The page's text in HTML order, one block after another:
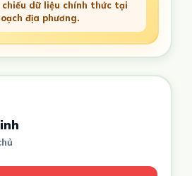
dữ liệu chính thức tại
địa phương.